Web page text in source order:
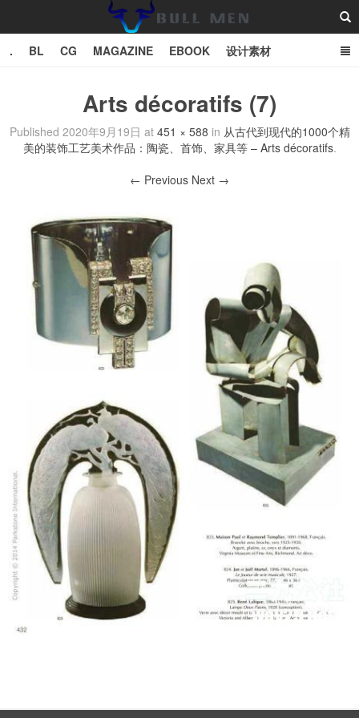
Bull Man斗牛士
. BL CG MAGAZINE EBOOK 设计素材
Arts décoratifs (7)
Published 2020年9月19日 at 451 × 588 in 从古代到现代的1000个精
美的装饰工艺美术作品：陶瓷、首饰、家具等 – Arts décoratifs.
← Previous Next →